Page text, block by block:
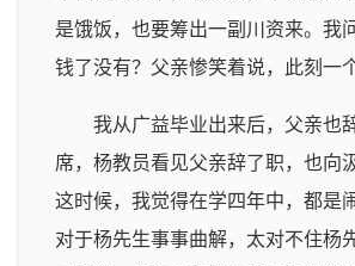
是饿饭，也要筹出一副川资来。我
钱了没有？父亲惨笑着说，此刻一
我从广益毕业出来后，父亲也
席，杨教员看见父亲辞了职，也向
这时候，我觉得在学四年中，都是
对于杨先生事事曲解，太对不住杨